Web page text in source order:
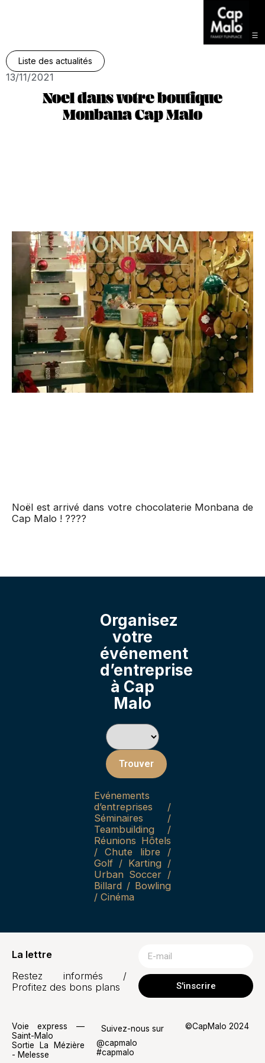
Liste des actualités
13/11/2021
Noel dans votre boutique
Monbana Cap Malo
Noël est arrivé dans votre chocolaterie Monbana de
Cap Malo ! ????
Organisez
votre
événement
d’entreprise
à Cap
Malo
Trouver
Evénements
d’entreprises /
Séminaires /
Teambuilding /
Réunions Hôtels
/ Chute libre /
Golf / Karting /
Urban Soccer /
Billard / Bowling
/ Cinéma
La lettre
Restez informés /
Profitez des bons plans
S'inscrire
Voie express —
Saint-Malo
Sortie La Mézière
- Melesse
Suivez-nous sur
@capmalo
#capmalo
©CapMalo 2024